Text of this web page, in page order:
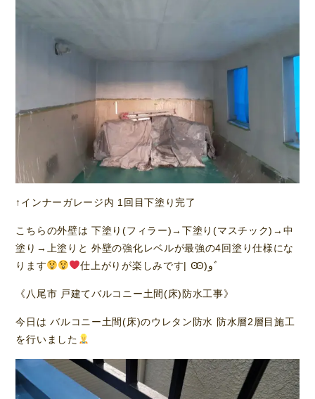
↑インナーガレージ内 1回目下塗り完了
こちらの外壁は 下塗り(フィラー)→下塗り(マスチック)→中
塗り→上塗りと 外壁の強化レベルが最強の4回塗り仕様にな
ります
仕上がりが楽しみです| Ꙭ)وﾞ
《八尾市 戸建てバルコニー土間(床)防水工事》
今日は バルコニー土間(床)のウレタン防水 防水層2層目施工
を行いました